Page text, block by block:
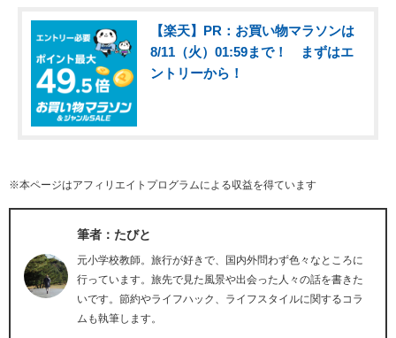
【楽天】PR：お買い物マラソンは
8/11（火）01:59まで！ まずはエ
ントリーから！
※本ページはアフィリエイトプログラムによる収益を得ています
筆者：たびと
元小学校教師。旅行が好きで、国内外問わず色々なところに
行っています。旅先で見た風景や出会った人々の話を書きた
いです。節約やライフハック、ライフスタイルに関するコラ
ムも執筆します。